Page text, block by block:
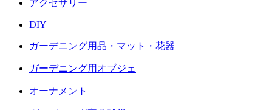
アクセサリー
DIY
ガーデニング用品・マット・花器
ガーデニング用オブジェ
オーナメント